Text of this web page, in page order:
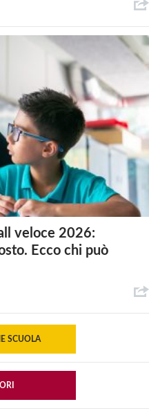
veloce 2026:
Ecco chi può
SCUOLA